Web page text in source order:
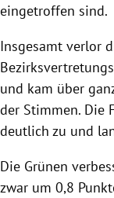
eingetroffen sind.
Insgesamt verlor
und kam über
der Stimmen. Die
deutlich zu und
Die Grünen
zwar um 0,8